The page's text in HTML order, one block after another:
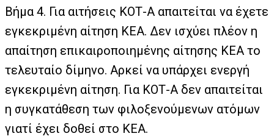
Βήμα 4. Για αιτήσεις ΚΟΤ-Α απαιτείται να έχετε
εγκεκριμένη αίτηση ΚΕΑ. Δεν ισχύει πλέον η
απαίτηση επικαιροποιημένης αίτησης ΚΕΑ το
τελευταίο δίμηνο. Αρκεί να υπάρχει ενεργή
εγκεκριμένη αίτηση. Για ΚΟΤ-Α δεν απαιτείται
η συγκατάθεση των φιλοξενούμενων ατόμων
γιατί έχει δοθεί στο ΚΕΑ.